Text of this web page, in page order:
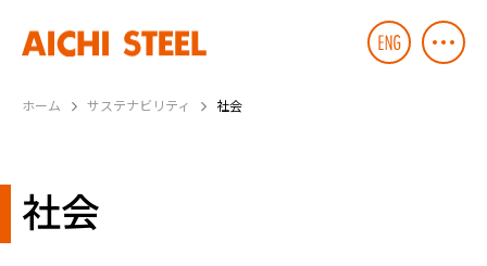
ホーム サステナビリティ 社会
社会